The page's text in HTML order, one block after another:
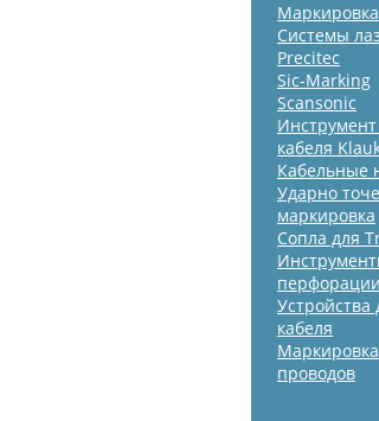
Системы
Precitec
Sic-Marking
Scansonic
кабеля
Кабельные
Ударно
маркировка
Сопла для
Устройства
кабеля
проводов